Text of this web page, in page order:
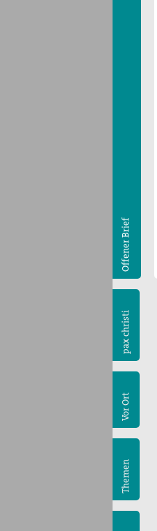
Offener Brief
pax christi
Vor Ort
Themen